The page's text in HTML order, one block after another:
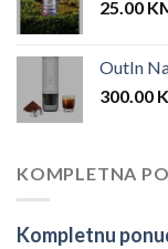
25.00
OutIn
300.00
KOMPLETNA
Kompletnu